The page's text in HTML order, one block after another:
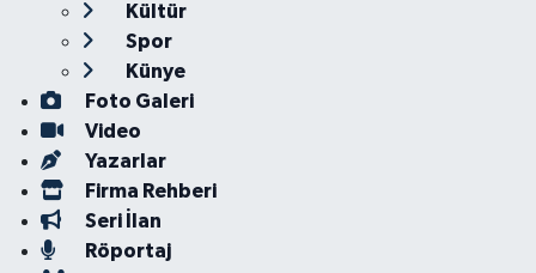
Kültür
Spor
Künye
Foto Galeri
Video
Yazarlar
Firma Rehberi
Seri İlan
Röportaj